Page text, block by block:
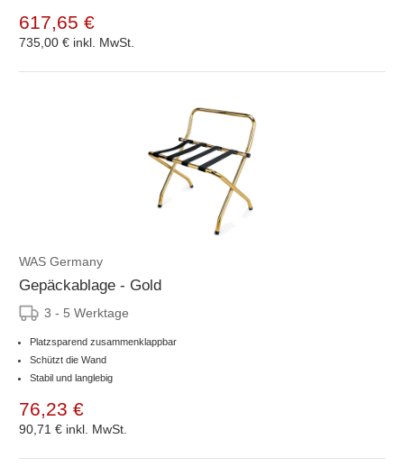
617,65 €
735,00 € inkl. MwSt.
WAS Germany
Gepäckablage - Gold
3 - 5 Werktage
Platzsparend zusammenklappbar
Schützt die Wand
Stabil und langlebig
76,23 €
90,71 € inkl. MwSt.